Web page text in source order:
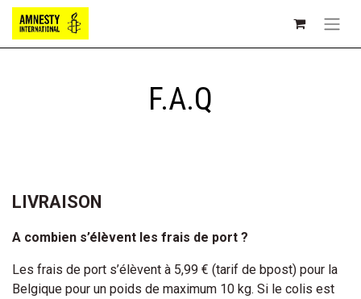
F.A.Q
LIVRAISON
A combien s’élèvent les frais de port ?
Les frais de port s’élèvent à 5,99 € (tarif de bpost) pour la
Belgique pour un poids de maximum 10 kg. Si le colis est